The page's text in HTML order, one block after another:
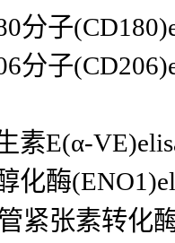
分子
分子
素E(α-
化酶
紧张素转化